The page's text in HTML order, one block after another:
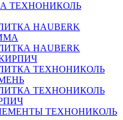
ТЕХНОНИКОЛЬ
HAUBERK
HAUBERK
ТЕХНОНИКОЛЬ
ТЕХНОНИКОЛЬ
ТЕХНОНИКОЛЬ